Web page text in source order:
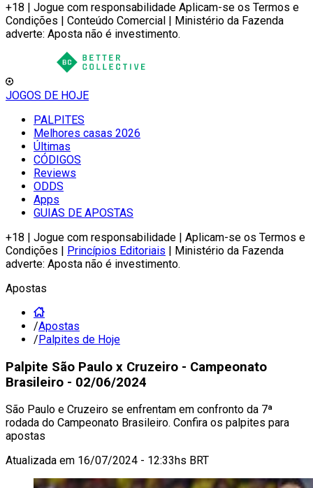
+18 | Jogue com responsabilidade Aplicam-se os Termos e
Condições | Conteúdo Comercial | Ministério da Fazenda
adverte: Aposta não é investimento.
JOGOS DE HOJE
PALPITES
Melhores casas 2026
Últimas
CÓDIGOS
Reviews
ODDS
Apps
GUIAS DE APOSTAS
+18 | Jogue com responsabilidade | Aplicam-se os Termos e
Condições | Princípios Editoriais | Ministério da Fazenda
adverte: Aposta não é investimento.
Apostas
/Apostas
/Palpites de Hoje
Palpite São Paulo x Cruzeiro - Campeonato
Brasileiro - 02/06/2024
São Paulo e Cruzeiro se enfrentam em confronto da 7ª
rodada do Campeonato Brasileiro. Confira os palpites para
apostas
Atualizada em 16/07/2024 - 12:33hs BRT